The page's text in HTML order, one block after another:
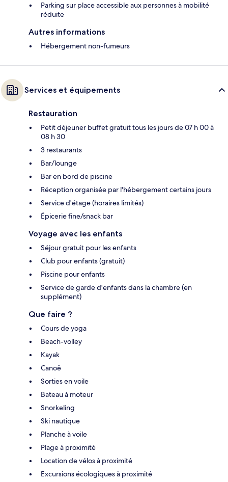
Parking sur place accessible aux personnes à mobilité
réduite
Autres informations
Hébergement non-fumeurs
Services et équipements
Restauration
Petit déjeuner buffet gratuit tous les jours de 07 h 00 à
08 h 30
3 restaurants
Bar/lounge
Bar en bord de piscine
Réception organisée par l'hébergement certains jours
Service d'étage (horaires limités)
Épicerie fine/snack bar
Voyage avec les enfants
Séjour gratuit pour les enfants
Club pour enfants (gratuit)
Piscine pour enfants
Service de garde d'enfants dans la chambre (en
supplément)
Que faire ?
Cours de yoga
Beach-volley
Kayak
Canoë
Sorties en voile
Bateau à moteur
Snorkeling
Ski nautique
Planche à voile
Plage à proximité
Location de vélos à proximité
Excursions écologiques à proximité